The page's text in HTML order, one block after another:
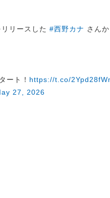
リースした #西野カナ さん
ート！ https://t.co/
27, 2026